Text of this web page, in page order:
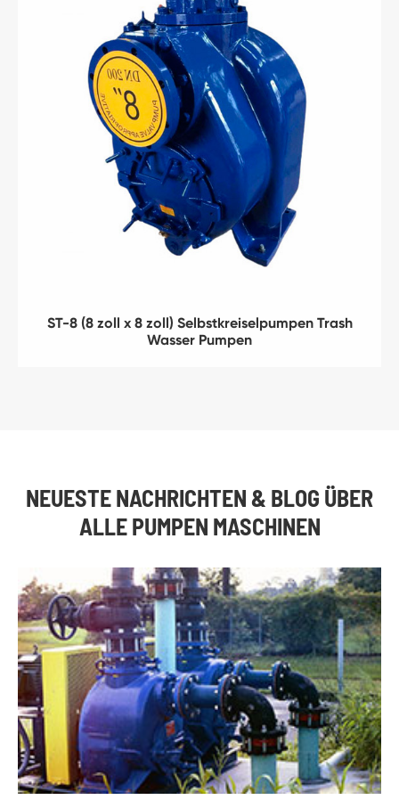
ST-8 (8 zoll x 8 zoll) Selbstkreiselpumpen Trash
Wasser Pumpen
NEUESTE NACHRICHTEN & BLOG ÜBER
ALLE PUMPEN MASCHINEN